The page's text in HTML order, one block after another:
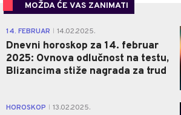
MOŽDA ĆE VAS ZANIMATI
14. FEBRUAR 14.02.2025.
Dnevni horoskop za 14. februar
2025: Ovnova odlučnost na testu,
Blizancima stiže nagrada za trud
HOROSKOP 13.02.2025.